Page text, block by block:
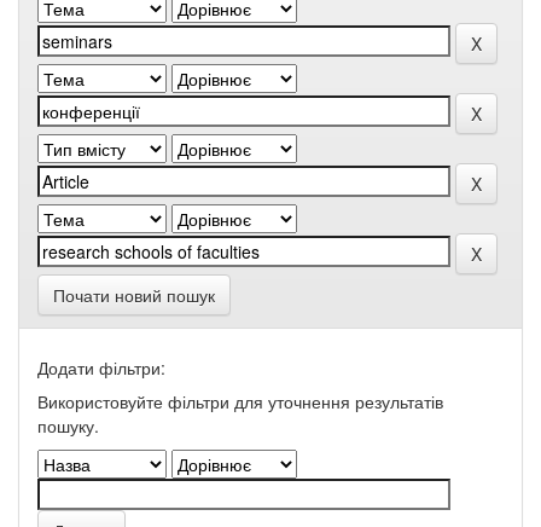
Почати новий пошук
Додати фільтри:
Використовуйте фільтри для уточнення результатів
пошуку.